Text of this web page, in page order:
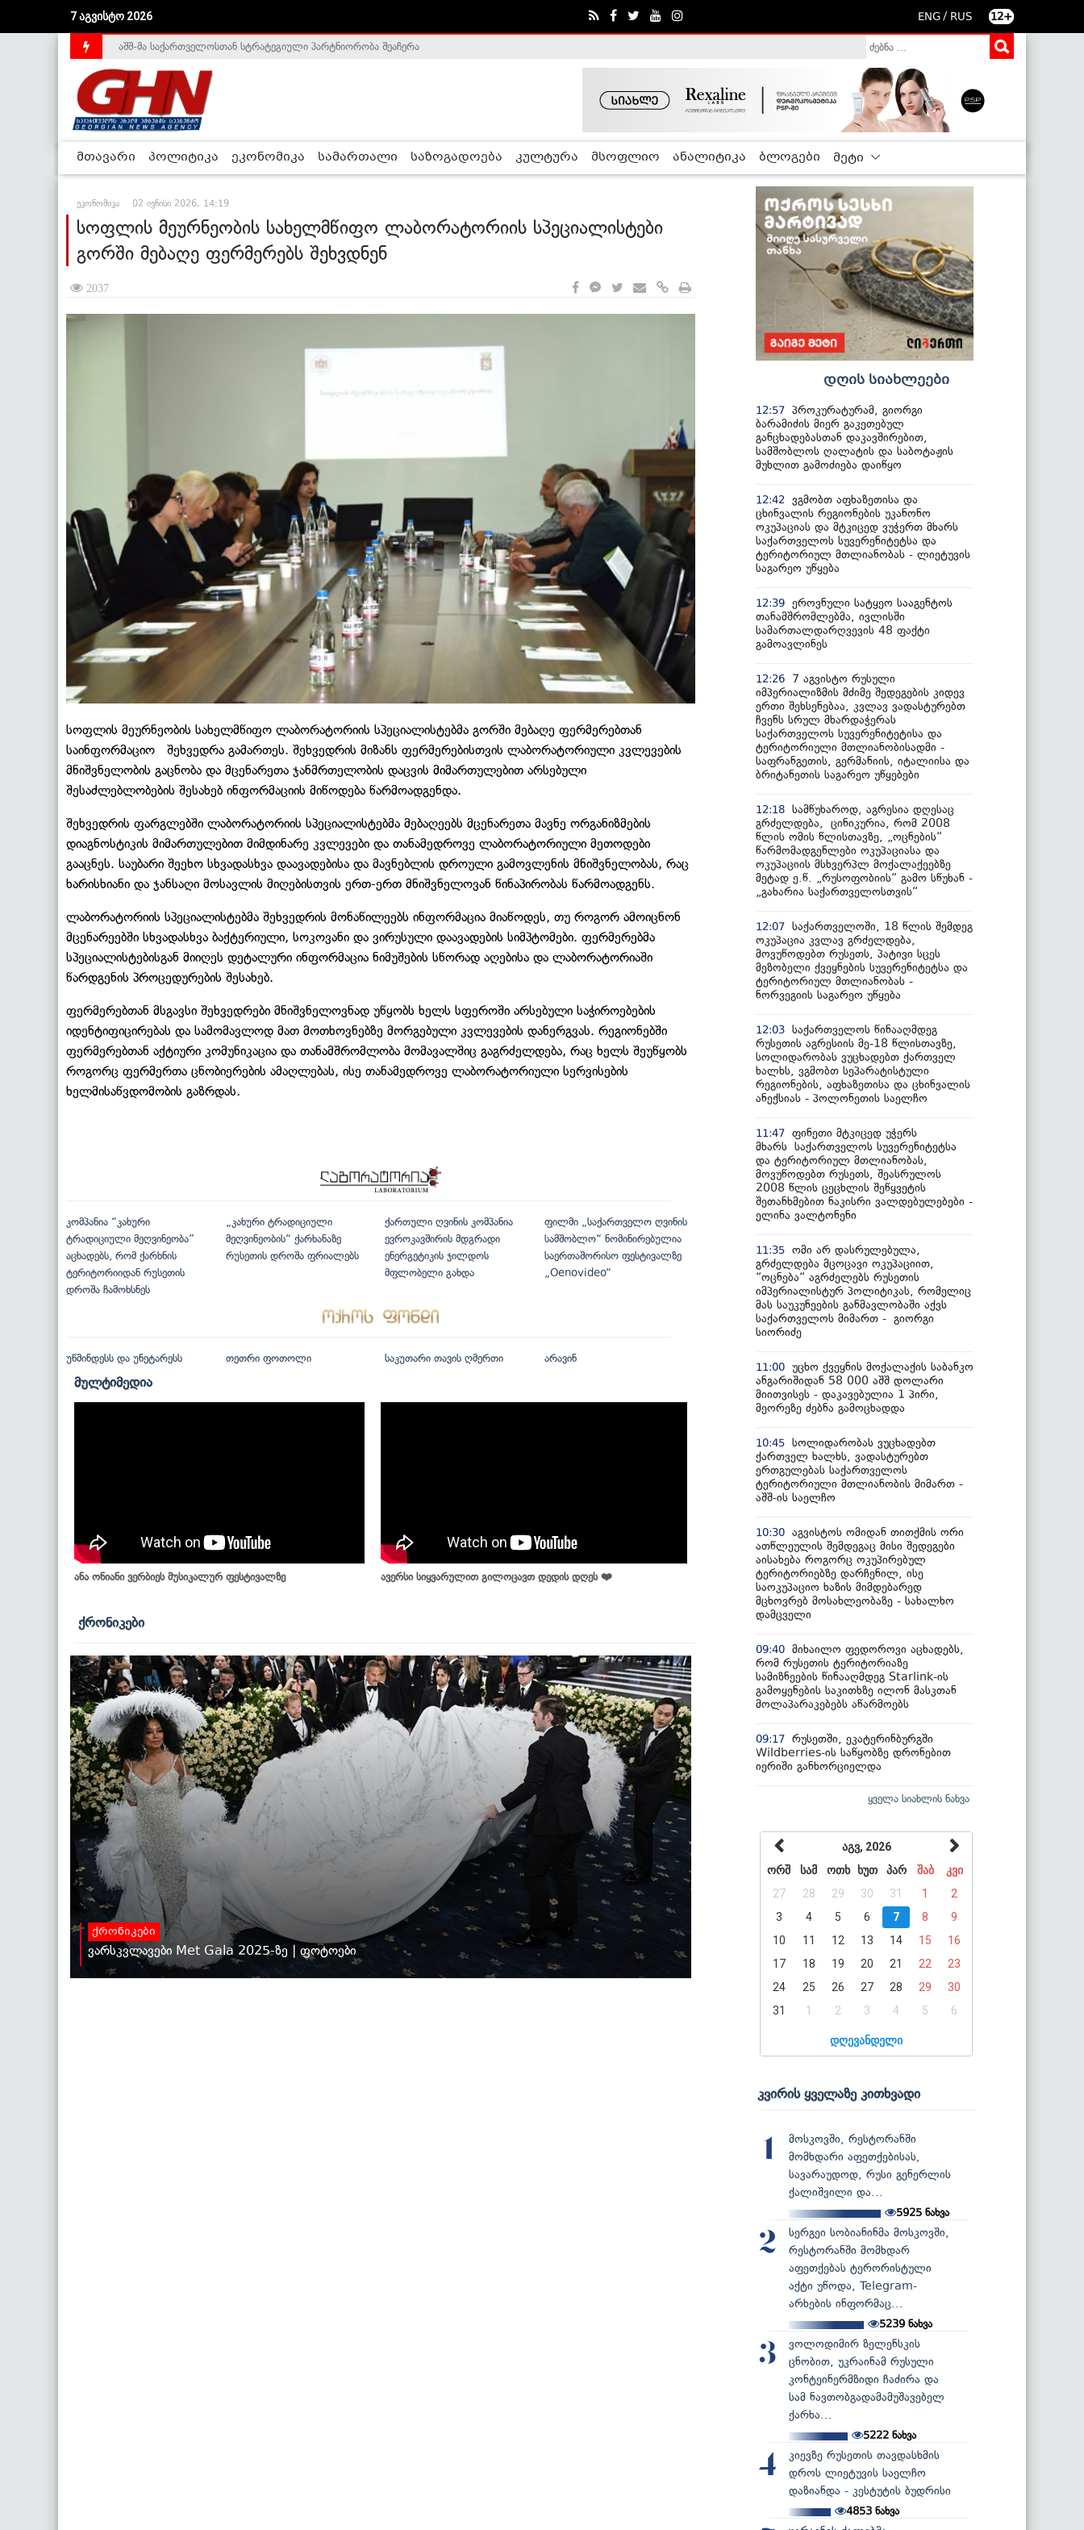
7 აგვისტო 2026 ENG / RUS 12+
საქართველოს დე-ფაქტო მთავრობა არალეგიტიმურია - ჰელსინკის კომისია
მთავარი პოლიტიკა ეკონომიკა სამართალი საზოგადოება კულტურა მსოფლიო ანალიტიკა ბლოგები მეტი
ეკონომიკა 02 ივნისი 2026, 14:19
სოფლის მეურნეობის სახელმწიფო ლაბორატორიის სპეციალისტები
გორში მებაღე ფერმერებს შეხვდნენ
2037
სოფლის მეურნეობის სახელმწიფო ლაბორატორიის სპეციალისტებმა გორში მებაღე ფერმერებთან
საინფორმაციო შეხვედრა გამართეს. შეხვედრის მიზანს ფერმერებისთვის ლაბორატორიული კვლევების
მნიშვნელობის გაცნობა და მცენარეთა ჯანმრთელობის დაცვის მიმართულებით არსებული
შესაძლებლობების შესახებ ინფორმაციის მიწოდება წარმოადგენდა.
შეხვედრის ფარგლებში ლაბორატორიის სპეციალისტებმა მებაღეებს მცენარეთა მავნე ორგანიზმების
დიაგნოსტიკის მიმართულებით მიმდინარე კვლევები და თანამედროვე ლაბორატორიული მეთოდები
გააცნეს. საუბარი შეეხო სხვადასხვა დაავადებისა და მავნებლის დროული გამოვლენის მნიშვნელობას, რაც
ხარისხიანი და ჯანსაღი მოსავლის მიღებისთვის ერთ-ერთ მნიშვნელოვან წინაპირობას წარმოადგენს.
ლაბორატორიის სპეციალისტებმა შეხვედრის მონაწილეებს ინფორმაცია მიაწოდეს, თუ როგორ ამოიცნონ
მცენარეებში სხვადასხვა ბაქტერიული, სოკოვანი და ვირუსული დაავადების სიმპტომები. ფერმერებმა
სპეციალისტებისგან მიიღეს დეტალური ინფორმაცია ნიმუშების სწორად აღებისა და ლაბორატორიაში
წარდგენის პროცედურების შესახებ.
ფერმერებთან მსგავსი შეხვედრები მნიშვნელოვნად უწყობს ხელს სფეროში არსებული საჭიროებების
იდენტიფიცირებას და სამომავლოდ მათ მოთხოვნებზე მორგებული კვლევების დანერგვას. რეგიონებში
ფერმერებთან აქტიური კომუნიკაცია და თანამშრომლობა მომავალშიც გაგრძელდება, რაც ხელს შეუწყობს
როგორც ფერმერთა ცნობიერების ამაღლებას, ისე თანამედროვე ლაბორატორიული სერვისების
ხელმისაწვდომობის გაზრდას.
კომპანია “კახური
ტრადიციული მეღვინეობა”
აცხადებს, რომ ქარხნის
ტერიტორიიდან რუსეთის
დროშა ჩამოხსნეს
„კახური ტრადიციული
მეღვინეობის“ ქარხანაზე
რუსეთის დროშა ფრიალებს
ქართული ღვინის კომპანია
ევროკავშირის მდგრადი
ენერგეტიკის ჯილდოს
მფლობელი გახდა
ფილმი „საქართველო ღვინის
სამშობლო“ ნომინირებულია
საერთაშორისო ფესტივალზე
„Oenovideo“
უწმინდესს და უნეტარესს თეთრი ფოთოლი საკუთარი თავის ღმერთი არავინ
მულტიმედია
ანა ონიანი ვერბიეს მუსიკალურ ფესტივალზე ავერსი სიყვარულით გილოცავთ დედის დღეს ❤️
ქრონიკები
ქრონიკები
ვარსკვლავები Met Gala 2025-ზე | ფოტოები
დღის სიახლეები
12:57 პროკურატურამ, გიორგი
ბარამიძის მიერ გაკეთებულ
განცხადებასთან დაკავშირებით,
სამშობლოს ღალატის და საბოტაჟის
მუხლით გამოძიება დაიწყო
12:42
ვგმობთ აფხაზეთისა და
ცხინვალის რეგიონების უკანონო
ოკუპაციას და მტკიცედ ვუჭერთ მხარს
საქართველოს სუვერენიტეტსა და
ტერიტორიულ მთლიანობას - ლიეტუვის
საგარეო უწყება
12:39 ეროვნული სატყეო სააგენტოს
თანამშრომლებმა, ივლისში
სამართალდარღვევის 48 ფაქტი
გამოავლინეს
12:26
7 აგვისტო რუსული
იმპერიალიზმის მძიმე შედეგების კიდევ
ერთი შეხსენებაა, კვლავ ვადასტურებთ
ჩვენს სრულ მხარდაჭერას
საქართველოს სუვერენიტეტისა და
ტერიტორიული მთლიანობისადმი -
საფრანგეთის, გერმანიის, იტალიისა და
ბრიტანეთის საგარეო უწყებები
12:18 სამწუხაროდ, აგრესია დღესაც
გრძელდება, ცინიკურია, რომ 2008
წლის ომის წლისთავზე, „ოცნების“
წარმომადგენლები ოკუპაციასა და
ოკუპაციის მსხვერპლ მოქალაქეებზე
მეტად ე.წ. „რუსოფობიის“ გამო სწუხან -
„გახარია საქართველოსთვის“
12:07 საქართველოში, 18 წლის შემდეგ
ოკუპაცია კვლავ გრძელდება,
მოვუწოდებთ რუსეთს, პატივი სცეს
მეზობელი ქვეყნების სუვერენიტეტსა და
ტერიტორიულ მთლიანობას -
ნორვეგიის საგარეო უწყება
12:03 საქართველოს წინააღმდეგ
რუსეთის აგრესიის მე-18 წლისთავზე,
სოლიდარობას ვუცხადებთ ქართველ
ხალხს, ვგმობთ სეპარატისტული
რეგიონების, აფხაზეთისა და ცხინვალის
ანექსიას - პოლონეთის საელჩო
11:47 ფინეთი მტკიცედ უჭერს
მხარს საქართველოს სუვერენიტეტსა
და ტერიტორიულ მთლიანობას,
მოვუწოდებთ რუსეთს, შეასრულოს
2008 წლის ცეცხლის შეწყვეტის
შეთანხმებით ნაკისრი ვალდებულებები -
ელინა ვალტონენი
11:35 ომი არ დასრულებულა,
გრძელდება მცოცავი ოკუპაციით,
“ოცნება“ აგრძელებს რუსეთის
იმპერიალისტურ პოლიტიკას, რომელიც
მას საუკუნეების განმავლობაში აქვს
საქართველოს მიმართ - გიორგი
სიორიძე
11:00 უცხო ქვეყნის მოქალაქის საბანკო
ანგარიშიდან 58 000 აშშ დოლარი
მიითვისეს - დაკავებულია 1 პირი,
მეორეზე ძებნა გამოცხადდა
10:45 სოლიდარობას ვუცხადებთ
ქართველ ხალხს, ვადასტურებთ
ერთგულებას საქართველოს
ტერიტორიული მთლიანობის მიმართ -
აშშ-ის საელჩო
10:30 აგვისტოს ომიდან თითქმის ორი
ათწლეულის შემდეგაც მისი შედეგები
აისახება როგორც ოკუპირებულ
ტერიტორიებზე დარჩენილ, ისე
საოკუპაციო ხაზის მიმდებარედ
მცხოვრებ მოსახლეობაზე - სახალხო
დამცველი
09:40 მიხაილო ფედოროვი აცხადებს,
რომ რუსეთის ტერიტორიაზე
სამიზნეების წინააღმდეგ Starlink-ის
გამოყენების საკითხზე ილონ მასკთან
მოლაპარაკებებს აწარმოებს
09:17 რუსეთში, ეკატერინბურგში
Wildberries-ის საწყობზე დრონებით
იერიში განხორციელდა
ყველა სიახლის ნახვა
აგვ, 2026
ორშ
სამ ოთხ ხუთ პარ შაბ
კვი
27
28 29 30 31 1
2
3
4 5 6 7 8
9
10
11 12 13 14 15
16
17
18 19 20 21 22
23
24
25 26 27 28 29
30
31
1 2 3 4 5 6
დღევანდელი
კვირის ყველაზე კითხვადი
1
მოსკოვში, რესტორანში
მომხდარი აფეთქებისას,
სავარაუდოდ, რუსი გენერლის
ქალიშვილი და...
5925 ნახვა
2
სერგეი სობიანინმა მოსკოვში,
რესტორანში მომხდარ
აფეთქებას ტერორისტული
აქტი უწოდა, Telegram-
არხების ინფორმაც...
5239 ნახვა
3
ვოლოდიმირ ზელენსკის
ცნობით, უკრაინამ რუსული
კონტეინერმზიდი ჩაძირა და
სამ ნავთობგადამამუშავებელ
ქარხა...
5222ნახვა
4
კიევზე რუსეთის თავდასხმის
დროს ლიეტუვის საელჩო
დაზიანდა - კესტუტის ბუდრისი
4853ნახვა